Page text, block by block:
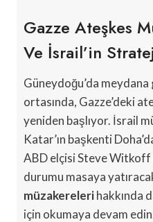
Gazze Ateşkes
Ve İsrail’in
Güneydoğu’da meydana
ortasında, Gazze’deki
yeniden başlıyor. İsrail
Katar’ın başkenti
ABD elçisi Steve
durumu masaya
müzakerelerihakkında
için okumaya devam